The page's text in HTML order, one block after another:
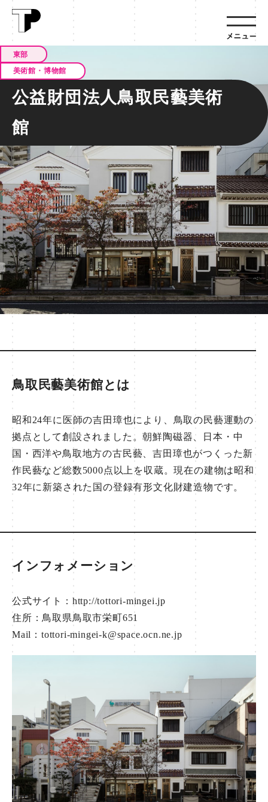
東部
美術館・博物館
公益財団法人鳥取民藝美術
館
鳥取民藝美術館とは
昭和24年に医師の吉田璋也により、鳥取の民藝運動の
拠点として創設されました。朝鮮陶磁器、日本・中
国・西洋や鳥取地方の古民藝、吉田璋也がつくった新
作民藝など総数5000点以上を収蔵。現在の建物は昭和
32年に新築された国の登録有形文化財建造物です。
インフォメーション
公式サイト： http://tottori-mingei.jp
住所：鳥取県鳥取市栄町651
Mail：tottori-mingei-k@space.ocn.ne.jp